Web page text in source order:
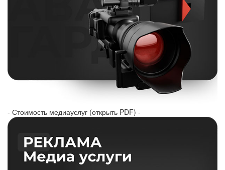
- Стоимость медиауслуг (открыть PDF) -